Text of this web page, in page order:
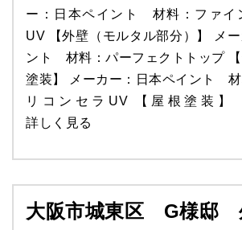
ー：日本ペイント 材料：ファイ
UV 【外壁（モルタル部分）】 メ
ント 材料：パーフェクトトップ
塗装】 メーカー：日本ペイント
リコンセラUV 【屋根塗装】
詳しく見る
大阪市城東区 G様邸